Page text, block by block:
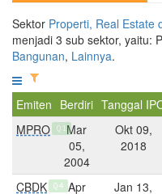
Sektor Properti, Real Estate
menjadi 3 sub sektor, yaitu:
Bangunan, Lainnya.
Emiten Berdiri Tanggal
MPRO
Q1 Mar
05,
2004
Okt 09,
2018
CBDK Q4 Apr
Jan 13,